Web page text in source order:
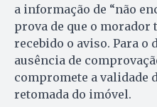
a informação de “não
prova de que o morador
recebido o aviso. Para o
ausência de
compromete a validade
retomada do imóvel.